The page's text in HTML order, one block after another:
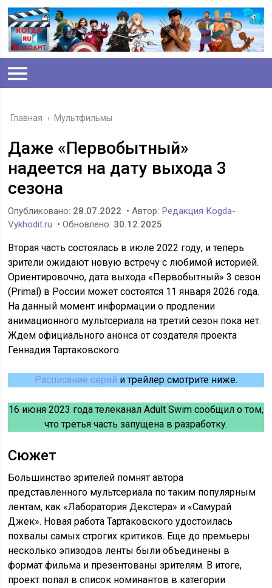
Главная › Мультфильмы
Даже «Первобытный»
надеется на дату выхода 3
сезона
Опубликовано: 28.07.2022 • Автор: Редакция Kogda-
Vykhodit.ru • Обновлено: 30.12.2025
Вторая часть состоялась в июле 2022 году, и теперь
зрители ожидают новую встречу с любимой историей.
Ориентировочно, дата выхода «Первобытный» 3 сезон
(Primal) в России может состоятся 11 января 2026 года.
На данный момент информации о продлении
анимационного мультсериала на третий сезон пока нет.
Ждем официального анонса от создателя проекта
Геннадия Тартаковского.
Расписание серий и трейлер смотрите ниже.
16 июня 2023 года телеканал Adult Swim сообщил о том,
что третья часть запущена в разработку.
Сюжет
Большинство зрителей помнят автора
представленного мультсериала по таким популярным
лентам, как «Лаборатория Декстера» и «Самурай
Джек». Новая работа Тартаковского удостоилась
похвалы самых строгих критиков. Еще до премьеры
несколько эпизодов ленты были объединены в
формат фильма и презентованы зрителям. В итоге,
проект попал в список номинантов в категории